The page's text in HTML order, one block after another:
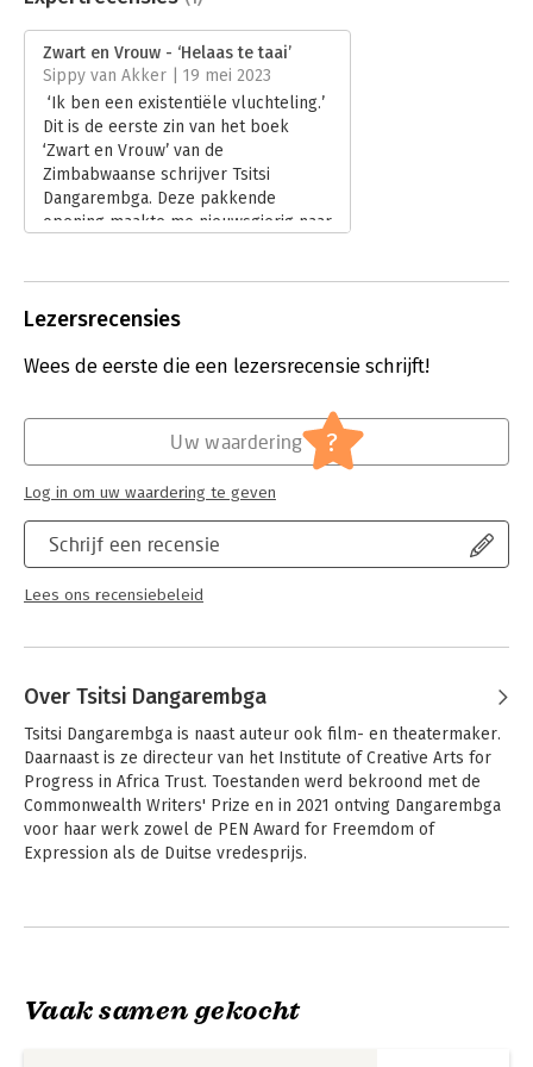
Uitgever:
Ten Have
Verschijningsdatum:
3-3-2023
Hoofdrubriek: Literatuur en romans
Zwart en Vrouw - ‘Helaas te taai’
Sippy van Akker | 19 mei 2023
‘Ik ben een existentiële vluchteling.’
Dit is de eerste zin van het boek
‘Zwart en Vrouw’ van de
Zimbabwaanse schrijver Tsitsi
Dangarembga. Deze pakkende
opening maakte me nieuwsgierig naar
Lezersrecensies
Wees de eerste die een lezersrecensie schrijft!
Schrijf een recensie
Lees ons recensiebeleid
Uw waardering ?
Log in om uw waardering te geven
Over Tsitsi Dangarembga
Tsitsi Dangarembga is naast auteur ook film- en theatermaker.
Daarnaast is ze directeur van het Institute of Creative Arts for
Progress in Africa Trust. Toestanden werd bekroond met de
Commonwealth Writers' Prize en in 2021 ontving Dangarembga
voor haar werk zowel de PEN Award for Freemdom of
Expression als de Duitse vredesprijs.
Andere boeken door Tsitsi
Vaak samen gekocht